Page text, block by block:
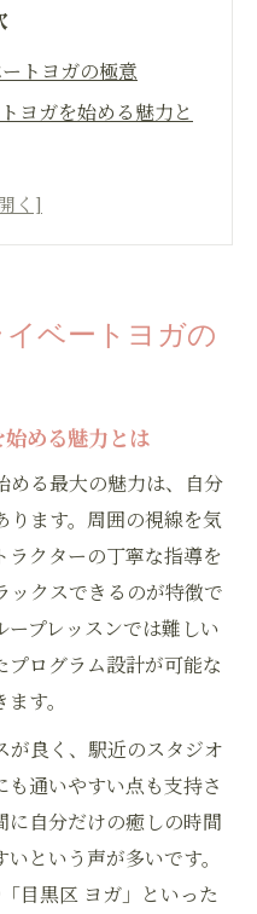
トヨガの極意
ヨガを始める魅力と
ンツーマン指導の利
始められる中目黒の
につく正しいポーズ
康習慣の第一歩にな
る中目黒ヨガ体験の
す目黒区のおすすめ
から始めよう
ベートヨガの
める魅力とは
める最大の魅力は、自分
ります。周囲の視線を気
ラクターの丁寧な指導を
ックスできるのが特徴で
プレッスンでは難しい
ログラム設計が可能な
す。
が良く、駅近のスタジオ
通いやすい点も支持さ
に自分だけの癒しの時間
という声が多いです。
目黒区 ヨガ」といった